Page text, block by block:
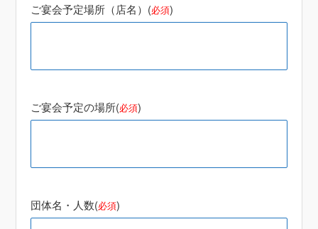
ご宴会予定場所（店名）(必須)
ご宴会予定の場所(必須)
団体名・人数(必須)